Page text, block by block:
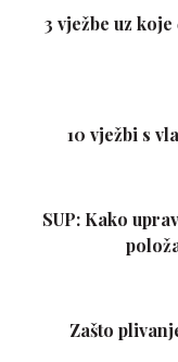
3 vježbe uz
10 vježbi s
SUP: Kako
Zašto